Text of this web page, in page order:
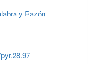
y Razón